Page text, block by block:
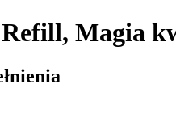
Magia